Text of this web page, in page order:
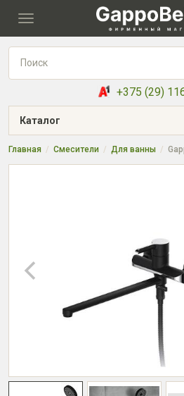
Toggle
+375 (29)
Каталог
Главная Смесители Для ванны